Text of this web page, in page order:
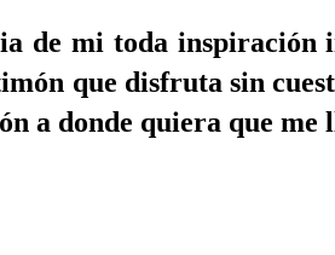
de mi toda
que disfruta sin
a donde quiera que me